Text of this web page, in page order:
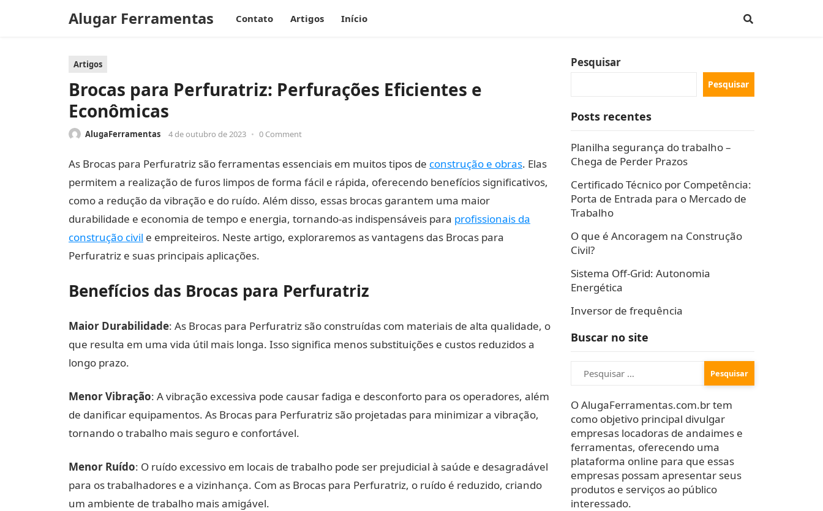
Alugar Ferramentas Contato Artigos Início
Artigos
Brocas para Perfuratriz: Perfurações Eficientes e
Econômicas
AlugaFerramentas 4 de outubro de 2023 • 0 Comment
As Brocas para Perfuratriz são ferramentas essenciais em muitos tipos de construção e obras. Elas
permitem a realização de furos limpos de forma fácil e rápida, oferecendo benefícios significativos,
como a redução da vibração e do ruído. Além disso, essas brocas garantem uma maior
durabilidade e economia de tempo e energia, tornando-as indispensáveis para profissionais da
construção civil e empreiteiros. Neste artigo, exploraremos as vantagens das Brocas para
Perfuratriz e suas principais aplicações.
Benefícios das Brocas para Perfuratriz
Maior Durabilidade: As Brocas para Perfuratriz são construídas com materiais de alta qualidade, o
que resulta em uma vida útil mais longa. Isso significa menos substituições e custos reduzidos a
longo prazo.
Menor Vibração: A vibração excessiva pode causar fadiga e desconforto para os operadores, além
de danificar equipamentos. As Brocas para Perfuratriz são projetadas para minimizar a vibração,
tornando o trabalho mais seguro e confortável.
Menor Ruído: O ruído excessivo em locais de trabalho pode ser prejudicial à saúde e desagradável
para os trabalhadores e a vizinhança. Com as Brocas para Perfuratriz, o ruído é reduzido, criando
um ambiente de trabalho mais amigável.
Pesquisar
Pesquisar
Posts recentes
Planilha segurança do trabalho –
Chega de Perder Prazos
Certificado Técnico por Competência:
Porta de Entrada para o Mercado de
Trabalho
O que é Ancoragem na Construção
Civil?
Sistema Off-Grid: Autonomia
Energética
Inversor de frequência
Buscar no site
Pesquisar
por:
O AlugaFerramentas.com.br tem
como objetivo principal divulgar
empresas locadoras de andaimes e
ferramentas, oferecendo uma
plataforma online para que essas
empresas possam apresentar seus
produtos e serviços ao público
interessado.